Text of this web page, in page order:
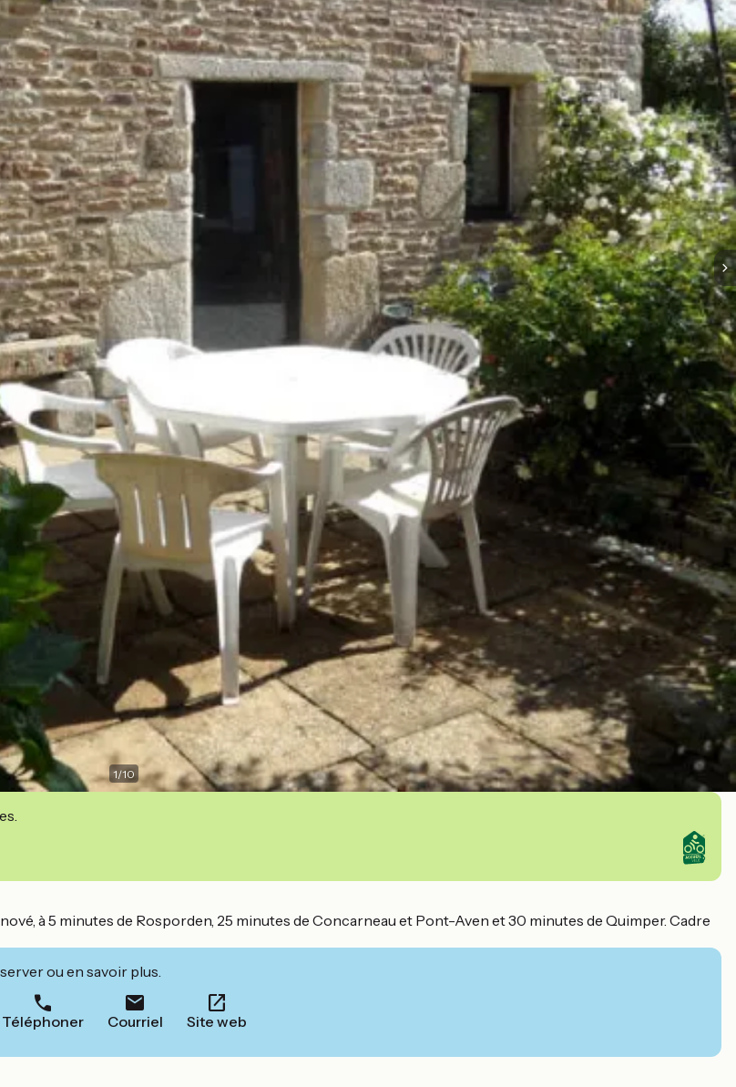
1/10
à 5 minutes de Rosporden, 25 minutes de Concarneau et Pont-Aven et 30 minutes de Quimper. Cadre
ou en savoir plus.
Téléphoner Courriel Site web